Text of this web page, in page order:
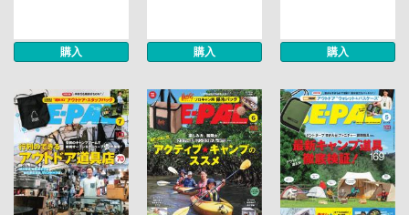
購入 購入 購入